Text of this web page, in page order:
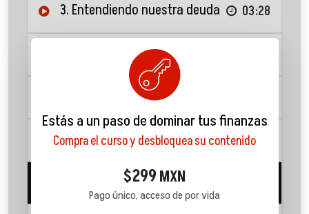
3. Entendiendo nuestra deuda 03:28
4. Tabla de amortización
5. ¿Cómo operan los bancos?
6. El buró de crédito 07:31
7. Evaluación financiera
Estás a un paso de dominar tus finanzas
Compra el curso y desbloquea su contenido
$299 MXN
Pago único, acceso de por vida